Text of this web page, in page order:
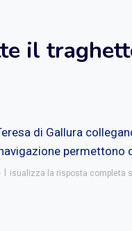
il
di Gallura
permettono
isualizza la risposta completa